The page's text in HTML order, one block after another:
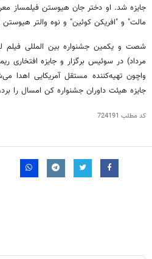
جایزه شد. او دختر جان هیوستن فیلمساز
مالت" و "افریکن کوئین" و نوه والتر هیوستن
مرداد) در سوئیس برگزار و جایزه افتخاری
واچون تهیه‌کننده مستقل آمریکایی اهدا
جایزه هیئت داوران جشنواره کن امسال را
کد مطلب 724191